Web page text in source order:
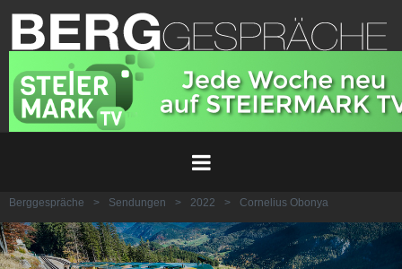
Berggespräche > Sendungen > 2022 > Cornelius Obonya